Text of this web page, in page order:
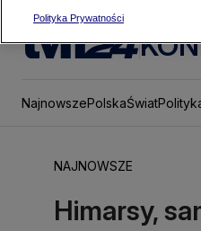
NajnowszePolskaŚwiat
NAJNOWSZE
Himarsy,
Polityka Prywatności